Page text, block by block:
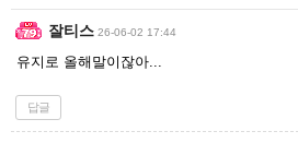
잘티스 26-06-02 17:44
유지로 올해말이잖아...
답글